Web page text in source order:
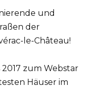
und
der
le-Château!
2017 zum Webstar
Häuser im